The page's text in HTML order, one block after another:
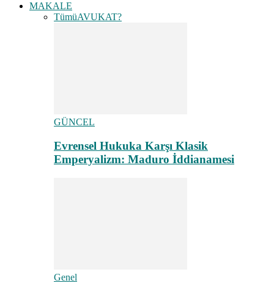
MAKALE
TümüAVUKAT?
GÜNCEL
Evrensel Hukuka Karşı Klasik
Emperyalizm: Maduro İddianamesi
Genel